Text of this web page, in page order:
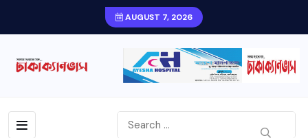
AUGUST 7, 2026